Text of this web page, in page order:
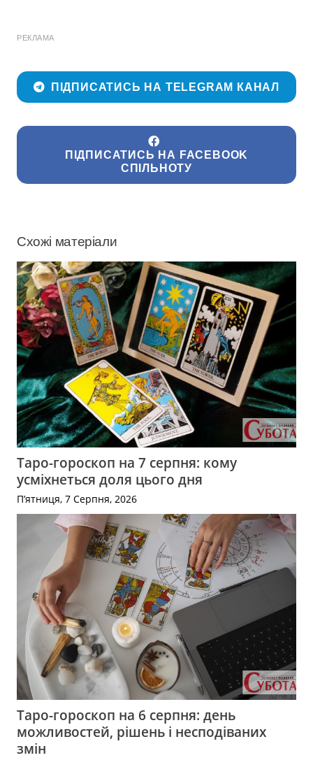
РЕКЛАМА
ПІДПИСАТИСЬ НА TELEGRAM КАНАЛ
ПІДПИСАТИСЬ НА FACEBOOK
СПІЛЬНОТУ
Схожі матеріали
Таро-гороскоп на 7 серпня: кому
усміхнеться доля цього дня
П’ятниця, 7 Серпня, 2026
Таро-гороскоп на 6 серпня: день
можливостей, рішень і несподіваних
змін